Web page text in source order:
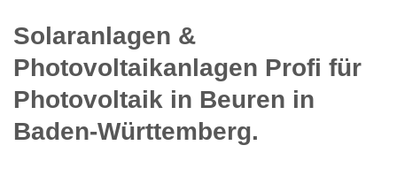
Solaranlagen &
Photovoltaikanlagen Profi für
Photovoltaik in Beuren in
Baden-Württemberg.